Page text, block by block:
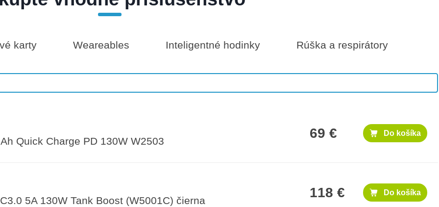
1,000 € Do košíka
karty Weareables Inteligentné hodinky Rúška a respirátory
Quick Charge PD 130W W2503
69 € Do košíka
5A 130W Tank Boost (W5001C) čierna
118 € Do košíka